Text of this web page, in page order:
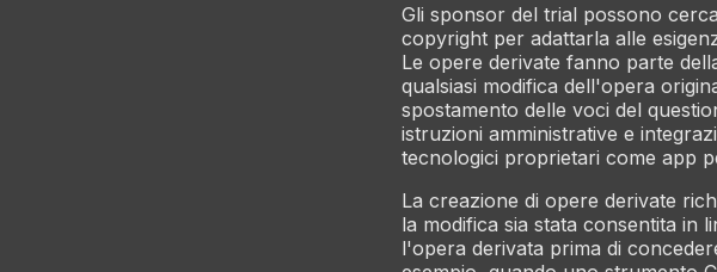
Gli sponsor del trial possono
copyright per adattarla alle
Le opere derivate fanno parte
qualsiasi modifica dell'opera
spostamento delle voci del
istruzioni amministrative e
tecnologici proprietari come app
La creazione di opere derivate
la modifica sia stata consentita in
l'opera derivata prima di